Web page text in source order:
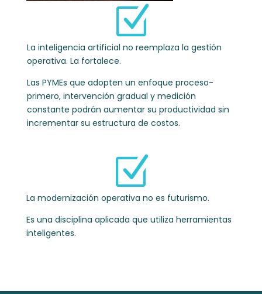
Z
La inteligencia artificial no reemplaza la gestión
operativa. La fortalece.
Las PYMEs que adopten un enfoque proceso-
primero, intervención gradual y medición
constante podrán aumentar su productividad sin
incrementar su estructura de costos.
Z
La modernización operativa no es futurismo.
Es una disciplina aplicada que utiliza herramientas
inteligentes.